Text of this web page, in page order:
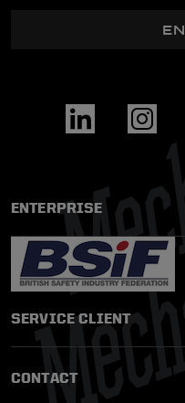
ENTERPRISE
SERVICE CLIENT
CONTACT